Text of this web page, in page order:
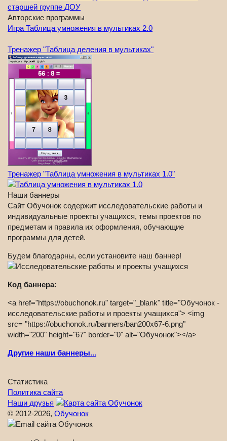
Авторские программы
Игра Таблица умножения в мультиках 2.0
Тренажер "Таблица деления в мультиках"
Тренажер "Таблица умножения в мультиках 1.0"
Наши баннеры
Сайт Обучонок содержит исследовательские работы и
индивидуальные проекты учащихся, темы проектов по
предметам и правила их оформления, обучающие
программы для детей.
Будем благодарны, если установите наш баннер!
Код баннера:
<a href="https://obuchonok.ru" target="_blank" title="Обучонок -
исследовательские работы и проекты учащихся"> <img
src= "https://obuchonok.ru/banners/ban200x67-6.png"
width="200" height="67" border="0" alt="Обучонок"></a>
Другие наши баннеры...
Статистика
Политика сайта
Наши друзья
© 2012-2026, Обучонок